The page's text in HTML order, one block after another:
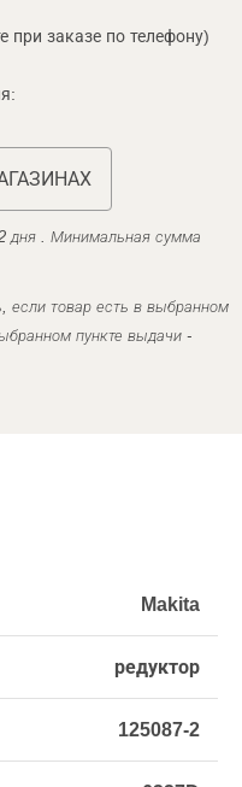
заказе по телефону)
дня . Минимальная сумма
если товар есть в выбранном
пункте выдачи -
Makita
редуктор
125087-2